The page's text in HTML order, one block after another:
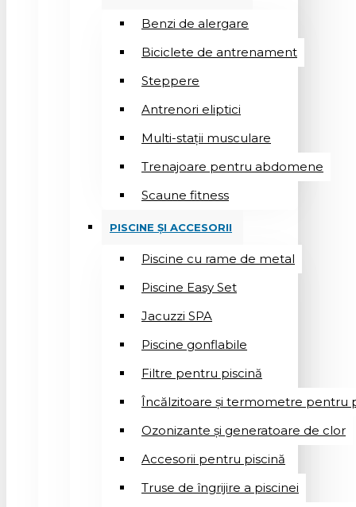
Benzi de alergare
Biciclete de antrenament
Steppere
Antrenori eliptici
Multi-stații musculare
Trenajoare pentru abdomene
Scaune fitness
PISCINE ȘI ACCESORII
Piscine cu rame de metal
Piscine Easy Set
Jacuzzi SPA
Piscine gonflabile
Filtre pentru piscină
Încălzitoare și termometre pentru
Ozonizante și generatoare de clor
Accesorii pentru piscină
Truse de îngrijire a piscinei